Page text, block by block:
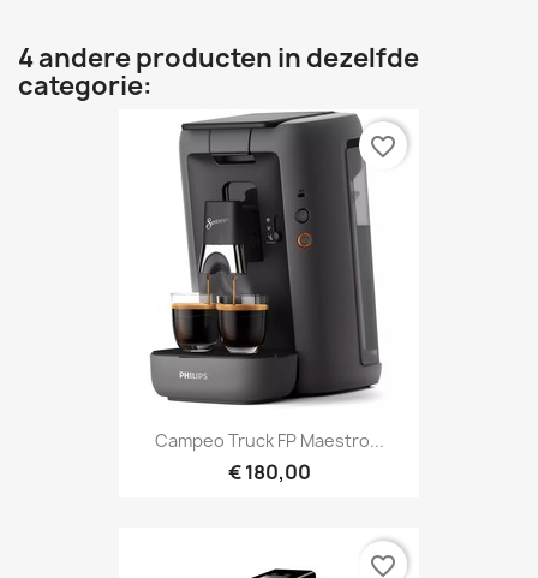
4 andere producten in dezelfde
categorie:
Campeo Truck FP Maestro...
€ 180,00
favorite_border
favorite_border